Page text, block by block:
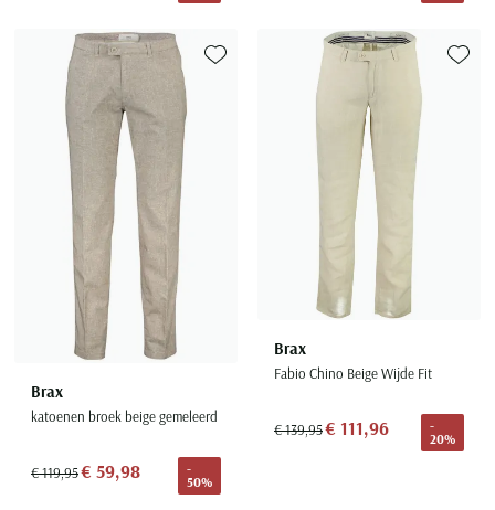
Brax
katoenen broek beige gemeleerd
€ 119,95€ 59,98
-
50%
Toevoegen aan favorieten
Brax
Fabio Chino Beige Wijde Fit
€ 139,95€ 111,96
-
20%